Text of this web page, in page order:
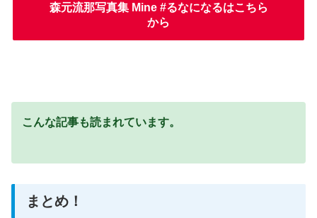
森元流那写真集 Mine #るなになるはこちら
から
こんな記事も読まれています。
まとめ！